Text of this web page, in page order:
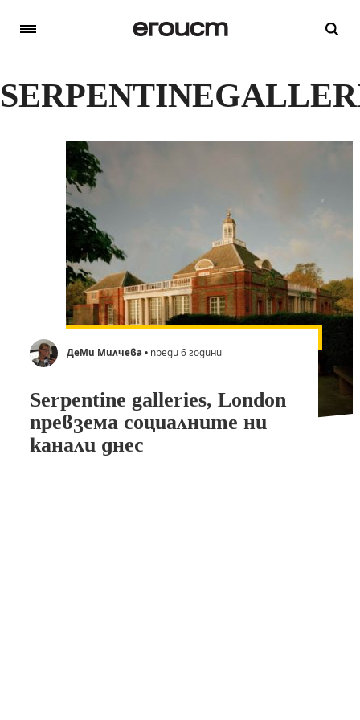
ДеМи Милчева • преди 6 години
Serpentine galleries, London
превзема социалните ни
канали днес